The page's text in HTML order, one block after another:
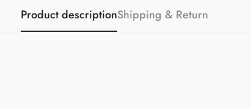
Product descriptionShipping & Return